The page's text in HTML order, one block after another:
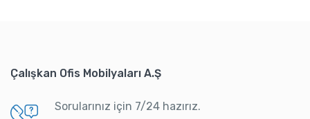
Çalışkan Ofis Mobilyaları A.Ş
Sorularınız için 7/24 hazırız.